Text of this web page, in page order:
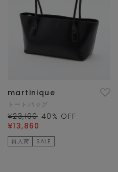
martinique
トートバッグ
¥23,100 40 % OFF
¥13,860
再入荷 SALE